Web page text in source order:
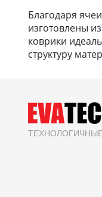
Благодаря
изготовлены
коврики
структуру